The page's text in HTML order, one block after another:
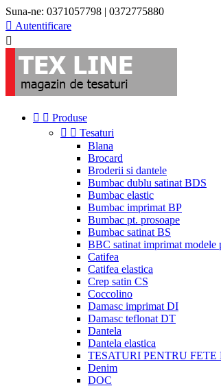
Suna-ne: 0371057798 | 0372775880
 Autentificare

  Produse
  Tesaturi
Blana
Brocard
Broderii si dantele
Bumbac dublu satinat BDS
Bumbac elastic
Bumbac imprimat BP
Bumbac pt. prosoape
Bumbac satinat BS
BBC satinat imprimat modele
Catifea
Catifea elastica
Crep satin CS
Coccolino
Damasc imprimat DI
Damasc teflonat DT
Dantela
Dantela elastica
TESATURI PENTRU
Denim
DOC